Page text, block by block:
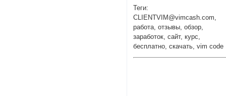
Теги:
CLIENTVIM@vimcash.com,
работа, отзывы, обзор,
заработок, сайт, курс,
бесплатно, скачать, vim code